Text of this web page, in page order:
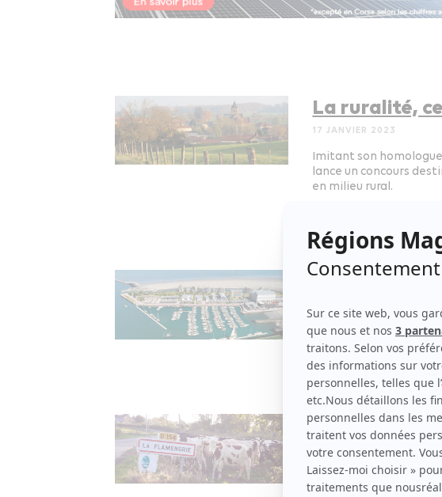
La ruralité,
17 JANVIER 2023
Imitant son homologue
lance un concours
en milieu rural.
Et voici le
La cité portuaire
Aménagement du territoire
La charte
26 DÉCEMBRE 2021
À La Flamengrie, petit
arrivants se voient